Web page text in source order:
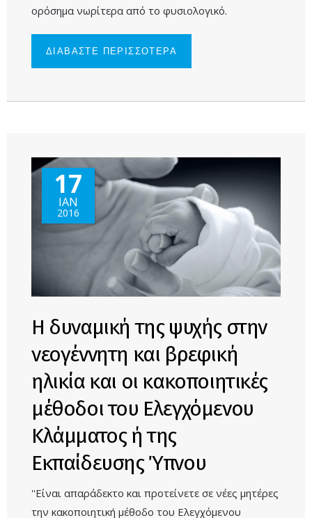
ορόσημα νωρίτερα από το φυσιολογικό.
ΔΙΑΒΑΣΤΕ ΠΕΡΙΣΣΟΤΕΡΑ
ΑΠΟ ΝΩΡΙΣ
17
ΙΑΝ
2016
Η δυναμική της ψυχής στην
νεογέννητη και βρεφική
ηλικία και οι κακοποιητικές
μέθοδοι του Ελεγχόμενου
Κλάμματος ή της
Εκπαίδευσης Ύπνου
''Είναι απαράδεκτο και προτείνετε σε νέες μητέρες
την κακοποιητική μέθοδο του Ελεγχόμενου